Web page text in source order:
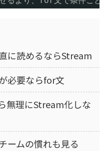
に読めるならStream
必要ならfor文
無理にStream化しな
ームの慣れも見る